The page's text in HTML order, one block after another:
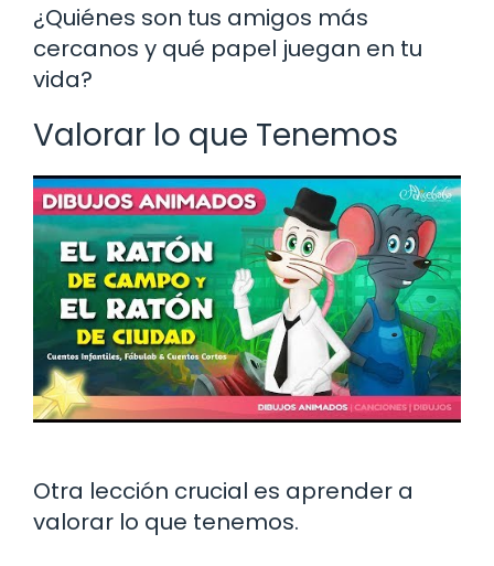
¿Quiénes son tus amigos más
cercanos y qué papel juegan en tu
vida?
Valorar lo que Tenemos
Otra lección crucial es aprender a
valorar lo que tenemos.